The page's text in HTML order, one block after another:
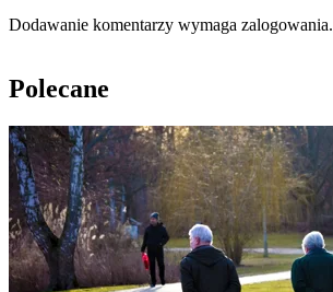
Dodawanie komentarzy wymaga zalogowania.
Polecane